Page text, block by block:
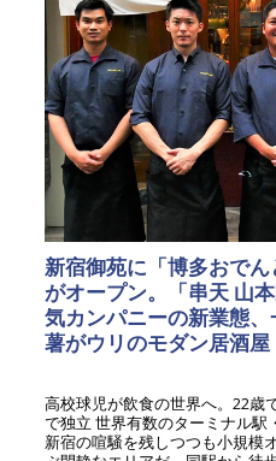
新宿御苑に「博多おでん
がオープン。「串天 山
気カンパニーの新業態
薯がウリのモダン居酒屋
高校球児が飲食の世界へ。22歳
で独立 世界有数のターミナル駅
新宿の喧騒を残しつつも小規模